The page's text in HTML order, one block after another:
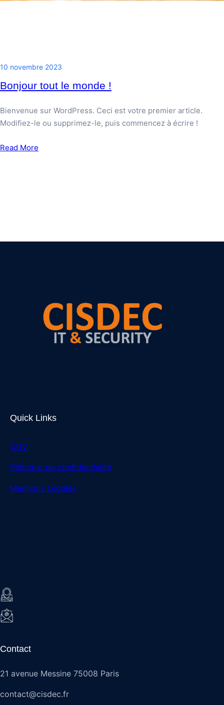
10 novembre 2023
Bonjour tout le monde !
Bienvenue sur WordPress. Ceci est votre premier article.
Modifiez-le ou supprimez-le, puis commencez à écrire !
Read More
Quick Links
CGV
Politique de confidentialité
Mentions Légales
Contact
21 avenue Messine 75008 Paris
contact@cisdec.fr